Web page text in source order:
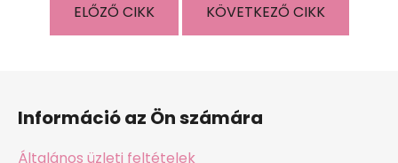
ELŐZŐ CIKK KÖVETKEZŐ CIKK
Információ az Ön számára
Általános üzleti feltételek